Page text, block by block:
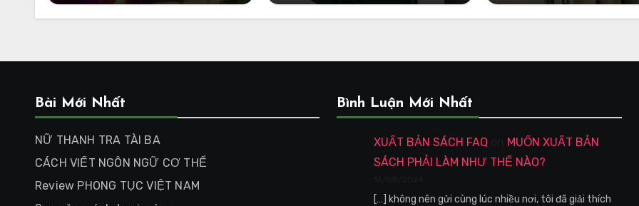
Bài Mới Nhất
NỮ THANH TRA TÀI BA
CÁCH VIẾT NGÔN NGỮ CƠ THỂ
Review PHONG TỤC VIỆT NAM
Bình Luận Mới Nhất
XUẤT BẢN SÁCH FAQ
MUỐN XUẤT BẢN
SÁCH PHẢI LÀM NHƯ THẾ NÀO?
[…] không nên gửi cùng lúc nhiều nơi, tôi đã giải thích